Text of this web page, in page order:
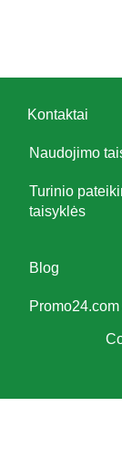
Kontaktai
Naudojimo
Turinio
taisyklės
Blog